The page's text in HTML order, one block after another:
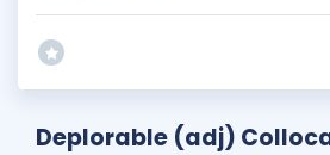
Deplorable (adj)